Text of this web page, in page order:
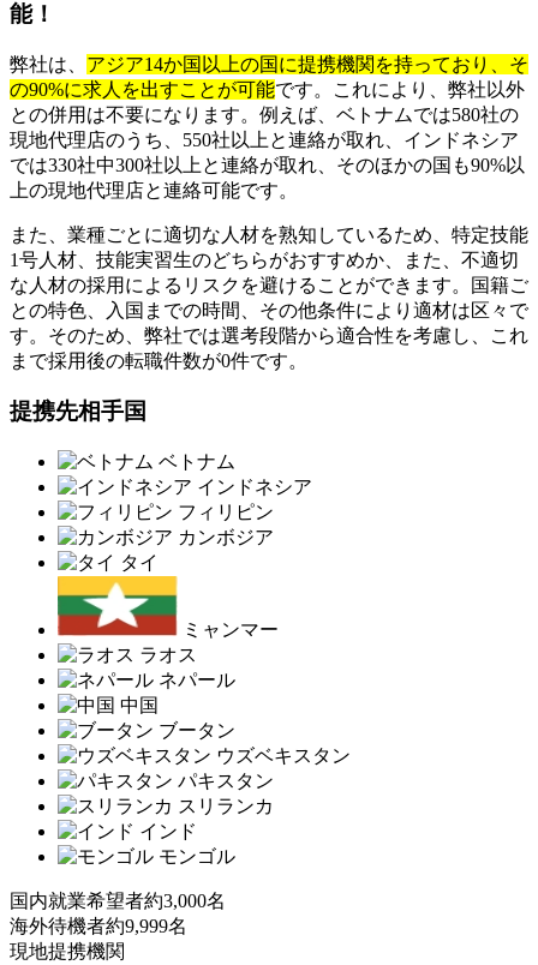
能！
弊社は、 アジア14か国以上の国に提携機関を持っており、そ
の90%に求人を出すことが可能です。これにより、弊社以外
との併用は不要になります。例えば、ベトナムでは580社の
現地代理店のうち、550社以上と連絡が取れ、インドネシア
では330社中300社以上と連絡が取れ、そのほかの国も90%以
上の現地代理店と連絡可能です。
また、業種ごとに適切な人材を熟知しているため、特定技能
1号人材、技能実習生のどちらがおすすめか、また、不適切
な人材の採用によるリスクを避けることができます。国籍ご
との特色、入国までの時間、その他条件により適材は区々で
す。そのため、弊社では選考段階から適合性を考慮し、これ
まで採用後の転職件数が0件です。
提携先相手国
ベトナム
インドネシア
フィリピン
カンボジア
タイ
ミャンマー
ラオス
ネパール
中国
ブータン
ウズベキスタン
パキスタン
スリランカ
インド
モンゴル
国内就業希望者約3,000名
海外待機者約9,999名
現地提携機関